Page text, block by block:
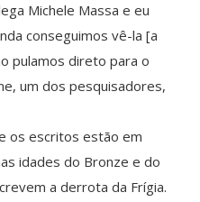
Michele Massa e eu
conseguimos vê-la [a
pulamos direto para o
um dos pesquisadores,
os escritos estão em
idades do Bronze e do
a derrota da Frígia.